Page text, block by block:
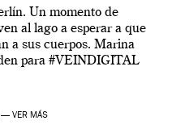
Un momento de
al lago a esperar a que
a sus cuerpos. Marina
para #VEINDIGITAL
— VER MÁS